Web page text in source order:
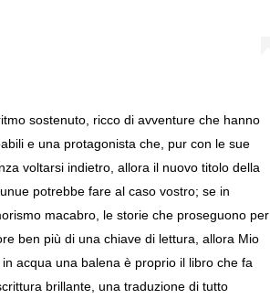
sostenuto, ricco di avventure che hanno
e una protagonista che, pur con le sue
voltarsi indietro, allora il nuovo titolo della
potrebbe fare al caso vostro; se in
macabro, le storie che proseguono per
ben più di una chiave di lettura, allora Mio
acqua una balena è proprio il libro che fa
brillante, una traduzione di tutto